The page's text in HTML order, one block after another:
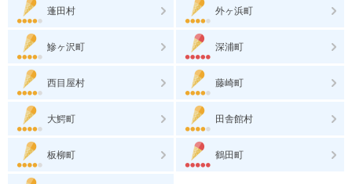
蓬田村 外ヶ浜町
鰺ヶ沢町 深浦町
西目屋村 藤崎町
大鰐町 田舎館村
板柳町 鶴田町